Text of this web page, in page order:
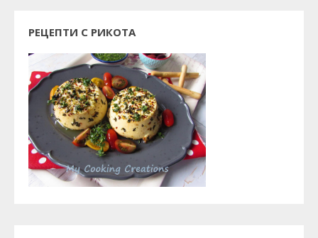
РЕЦЕПТИ С РИКОТА